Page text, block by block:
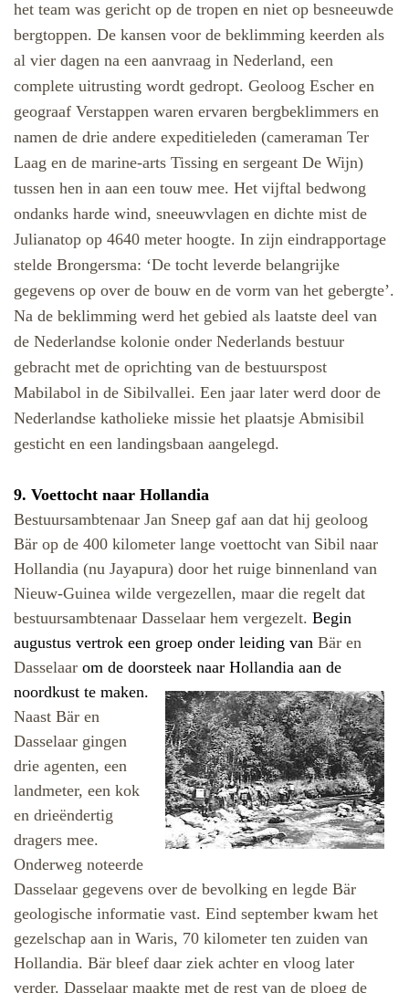
het team was gericht op de tropen en niet op besneeuwde
bergtoppen. De kansen voor de beklimming keerden als
al vier dagen na een aanvraag in Nederland, een
complete uitrusting wordt gedropt. Geoloog Escher en
geograaf Verstappen waren ervaren bergbeklimmers en
namen de drie andere expeditieleden (cameraman Ter
Laag en de marine-arts Tissing en sergeant De Wijn)
tussen hen in aan een touw mee. Het vijftal bedwong
ondanks harde wind, sneeuwvlagen en dichte mist de
Julianatop op 4640 meter hoogte. In zijn eindrapportage
stelde Brongersma: ‘De tocht leverde belangrijke
gegevens op over de bouw en de vorm van het gebergte’.
Na de beklimming werd het gebied als laatste deel van
de Nederlandse kolonie onder Nederlands bestuur
gebracht met de oprichting van de bestuurspost
Mabilabol in de Sibilvallei. Een jaar later werd door de
Nederlandse katholieke missie het plaatsje Abmisibil
gesticht en een landingsbaan aangelegd.
9. Voettocht naar Hollandia
Bestuursambtenaar Jan Sneep gaf aan dat hij geoloog
Bär op de 400 kilometer lange voettocht van Sibil naar
Hollandia (nu Jayapura) door het ruige binnenland van
Nieuw-Guinea wilde vergezellen, maar die regelt dat
bestuursambtenaar Dasselaar hem vergezelt. Begin
augustus vertrok een groep onder leiding van Bär en
Dasselaar om de doorsteek naar Hollandia aan de
noordkust te maken.
Naast Bär en
Dasselaar gingen
drie agenten, een
landmeter, een kok
en drieëndertig
dragers mee.
Onderweg noteerde
Dasselaar gegevens over de bevolking en legde Bär
geologische informatie vast. Eind september kwam het
gezelschap aan in Waris, 70 kilometer ten zuiden van
Hollandia. Bär bleef daar ziek achter en vloog later
verder. Dasselaar maakte met de rest van de ploeg de